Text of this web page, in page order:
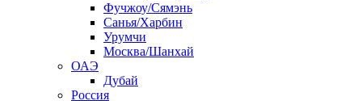
Фучжоу/Сямэнь
Санья/Харбин
Урумчи
Москва/Шанхай
ОАЭ
Дубай
Россия